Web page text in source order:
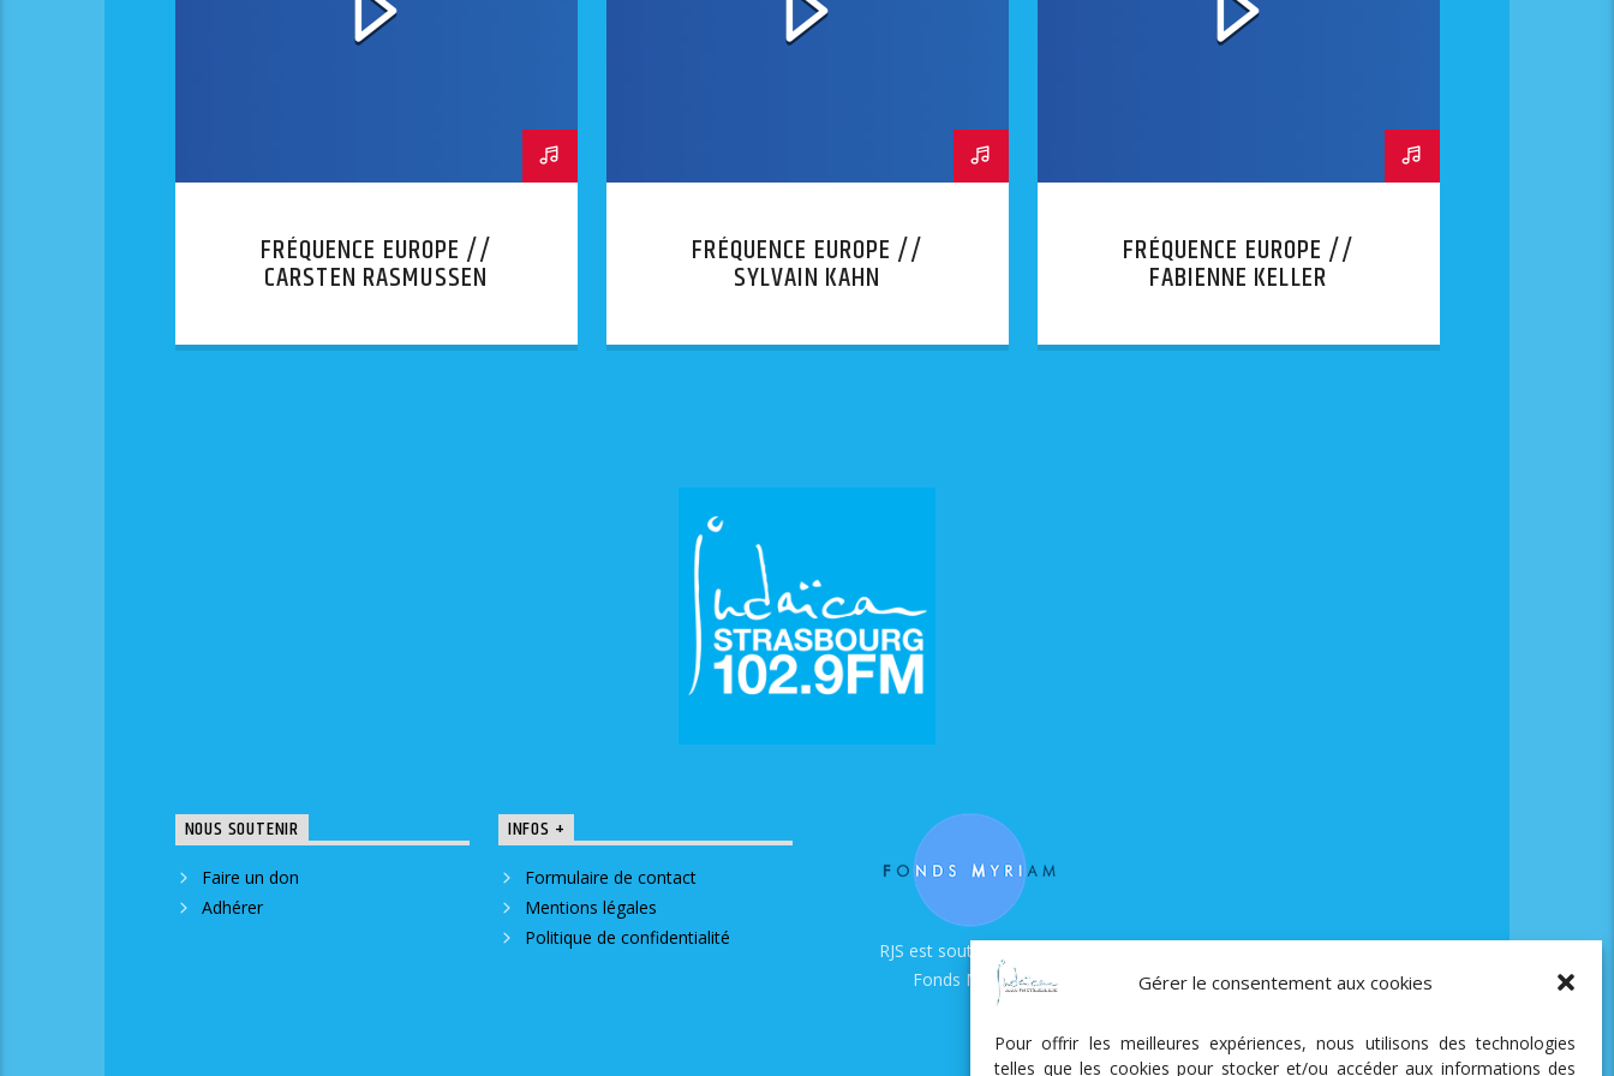
Gérer le consentement aux cookies
Pour offrir les meilleures expériences, nous utilisons des technologies
telles que les cookies pour stocker et/ou accéder aux informations des
FRÉQUENCE EUROPE //
CARSTEN RASMUSSEN
FRÉQUENCE EUROPE //
SYLVAIN KAHN
FRÉQUENCE EUROPE //
FABIENNE KELLER
NOUS SOUTENIR
Faire un don
Adhérer
INFOS +
Formulaire de contact
Mentions légales
Politique de confidentialité
RJS est soutenue par le
Fonds Myriam